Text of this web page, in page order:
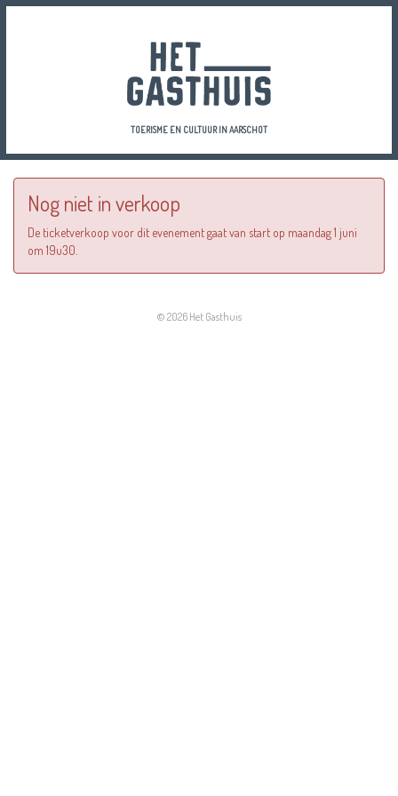
TOERISME EN CULTUUR IN AARSCHOT
Nog niet in verkoop
De ticketverkoop voor dit evenement gaat van start op maandag 1 juni
om 19u30.
© 2026 Het Gasthuis